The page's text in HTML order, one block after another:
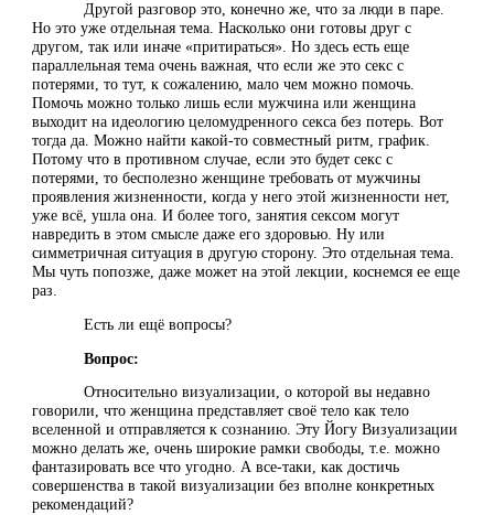
Другой разговор это, конечно же, что за люди в паре.
Но это уже отдельная тема. Насколько они готовы друг с
другом, так или иначе «притираться». Но здесь есть еще
параллельная тема очень важная, что если же это секс с
потерями, то тут, к сожалению, мало чем можно помочь.
Помочь можно только лишь если мужчина или женщина
выходит на идеологию целомудренного секса без потерь. Вот
тогда да. Можно найти какой-то совместный ритм, график.
Потому что в противном случае, если это будет секс с
потерями, то бесполезно женщине требовать от мужчины
проявления жизненности, когда у него этой жизненности нет,
уже всё, ушла она. И более того, занятия сексом могут
навредить в этом смысле даже его здоровью. Ну или
симметричная ситуация в другую сторону. Это отдельная тема.
Мы чуть попозже, даже может на этой лекции, коснемся ее еще
раз.
Есть ли ещё вопросы?
Вопрос:
Относительно визуализации, о которой вы недавно
говорили, что женщина представляет своё тело как тело
вселенной и отправляется к сознанию. Эту Йогу Визуализации
можно делать же, очень широкие рамки свободы, т.е. можно
фантазировать все что угодно. А все-таки, как достичь
совершенства в такой визуализации без вполне конкретных
рекомендаций?